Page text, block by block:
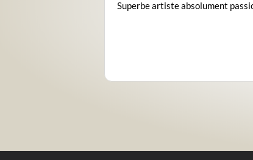
Superbe artiste absolument passionnée